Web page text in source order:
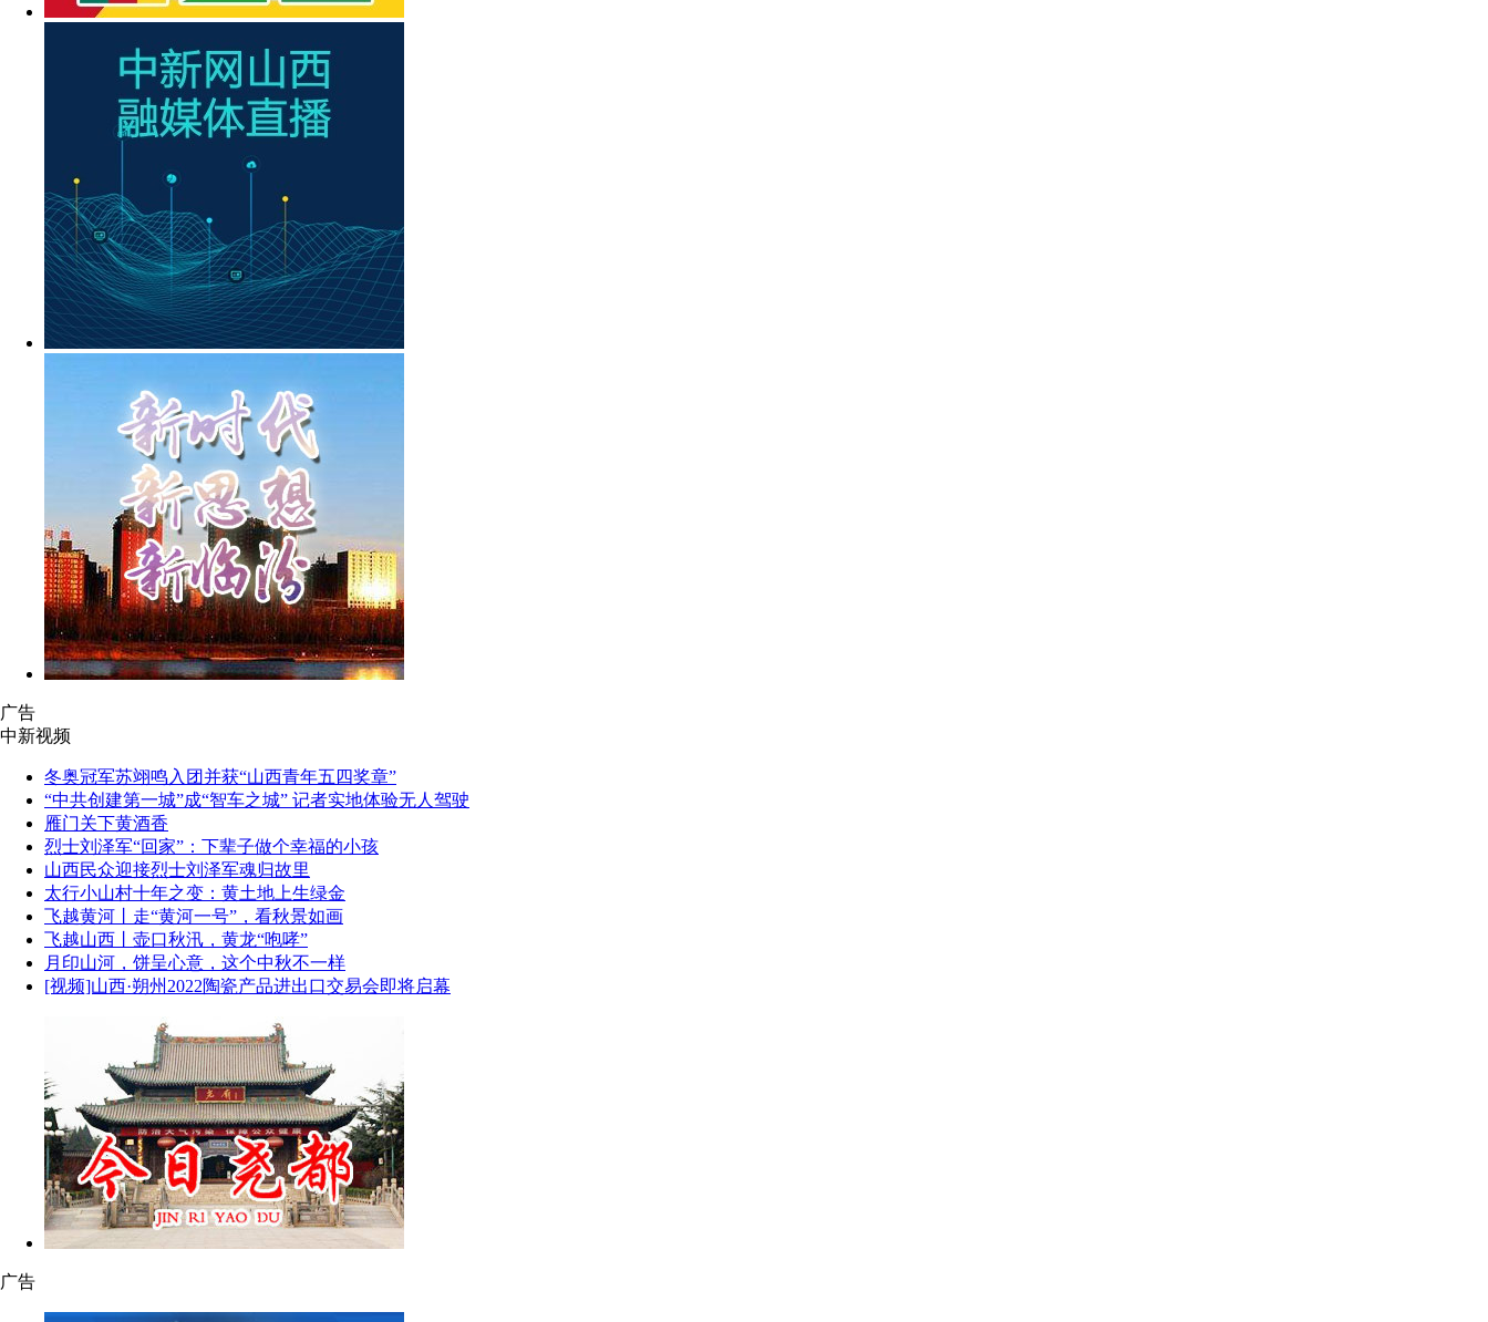
广告
中新视频
冬奥冠军苏翊鸣入团并获“山西青年五四奖章”
“中共创建第一城”成“智车之城” 记者实地体验无人驾驶
雁门关下黄酒香
烈士刘泽军“回家”：下辈子做个幸福的小孩
山西民众迎接烈士刘泽军魂归故里
太行小山村十年之变：黄土地上生绿金
飞越黄河丨走“黄河一号”，看秋景如画
飞越山西丨壶口秋汛，黄龙“咆哮”
月印山河，饼呈心意，这个中秋不一样
[视频]山西·朔州2022陶瓷产品进出口交易会即将启幕
广告